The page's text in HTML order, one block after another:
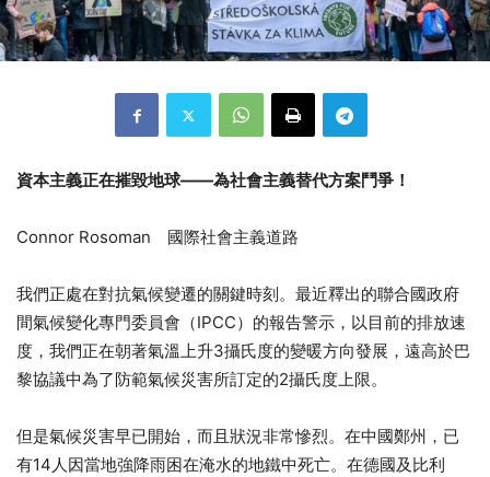
資本主義正在摧毀地球——為社會主義替代方案鬥爭！
Connor Rosoman ​​​​​​​國際社會主義道路
我們正處在對抗氣候變遷的關鍵時刻。最近釋出的聯合國政府
間氣候變化專門委員會（IPCC）的報告警示，以目前的排放速
度，我們正在朝著氣溫上升3攝氏度的變暖方向發展，遠高於巴
黎協議中為了防範氣候災害所訂定的2攝氏度上限。
但是氣候災害早已開始，而且狀況非常慘烈。在中國鄭州，已
有14人因當地強降雨困在淹水的地鐵中死亡。在德國及比利